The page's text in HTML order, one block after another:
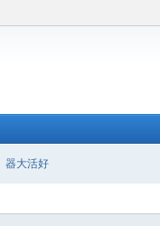
器大活好